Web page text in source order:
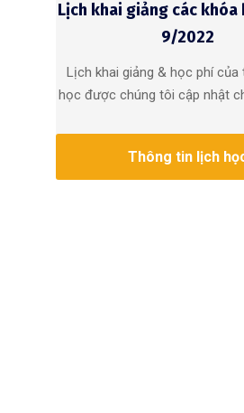
Lịch khai giảng các khóa
9/2022
Lịch khai giảng & học phí
học được chúng tôi cập nhật
Thông tin lịch